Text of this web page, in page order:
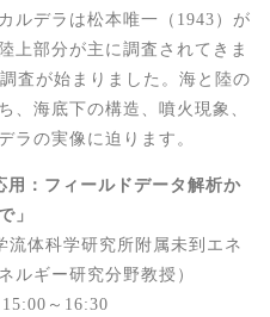
ルデラは松本唯一（1943）が
上部分が主に調査されてきま
査が始まりました。海と陸の
、海底下の構造、噴火現象、
ラの実像に迫ります。
：フィールドデータ解析か
」
体科学研究所附属未到エネ
ルギー研究分野教授）
～16:30